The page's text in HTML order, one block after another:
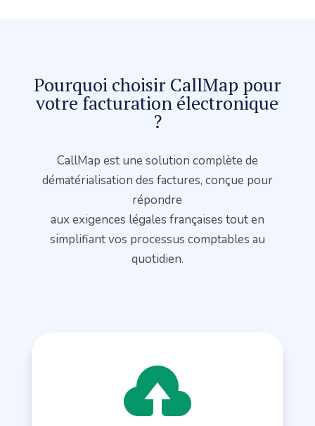
Pourquoi choisir CallMap pour
votre facturation électronique
?
CallMap est une solution complète de
dématérialisation des factures, conçue pour
répondre
aux exigences légales françaises tout en
simplifiant vos processus comptables au
quotidien.
